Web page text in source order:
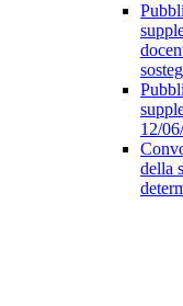
12/
della